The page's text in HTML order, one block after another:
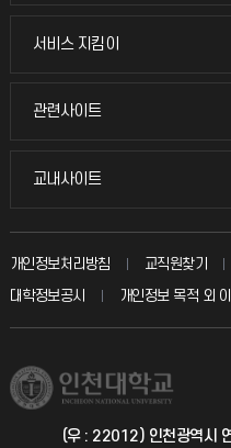
교무회의방송
입학안내
취업정보(학생)
서비스 지킴이
서비스 지킴이
묻고 답하기
칭찬마당
학생서비스 지킴이
관련사이트
관련사이트
국방헬프콜
총동문회
교내사이트
교내사이트
교수회
교육혁신본부
국제지원과
개인정보처리방침 교직원찾기
대학정보공시
개인정보 목적 외
(우 : 22012) 인천광역시